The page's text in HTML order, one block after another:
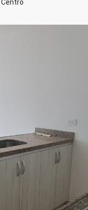
Centro